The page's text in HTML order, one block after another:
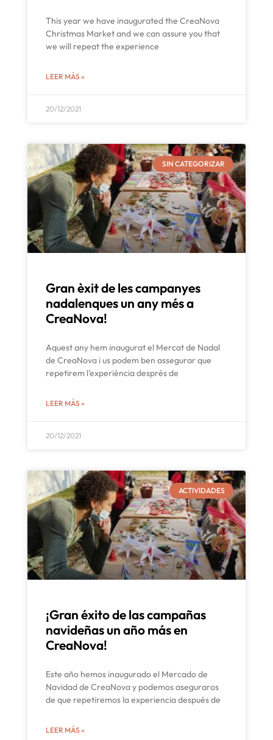
This year we have inaugurated the CreaNova
Christmas Market and we can assure you that
we will repeat the experience
LEER MÁS »
20/12/2021
SIN CATEGORIZAR
Gran èxit de les campanyes
nadalenques un any més a
CreaNova!
Aquest any hem inaugurat el Mercat de Nadal
de CreaNova i us podem ben assegurar que
repetirem l’experiència després de
LEER MÁS »
20/12/2021
ACTIVIDADES
¡Gran éxito de las campañas
navideñas un año más en
CreaNova!
Este año hemos inaugurado el Mercado de
Navidad de CreaNova y podemos aseguraros
de que repetiremos la experiencia después de
LEER MÁS »